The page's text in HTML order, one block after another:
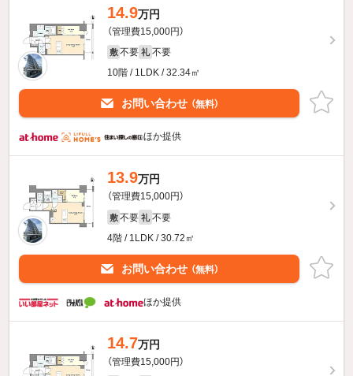
14.9万円
（管理費15,000円）
敷 不要 礼 不要
10階 / 1LDK / 32.34㎡
お問い合わせ （無料）
ほか提供
13.9万円
（管理費15,000円）
敷 不要 礼 不要
4階 / 1LDK / 30.72㎡
お問い合わせ （無料）
ほか提供
14.7万円
（管理費15,000円）